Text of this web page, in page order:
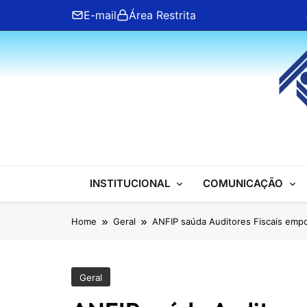
content
E-mail Área Restrita
ANFIP Nacional
INSTITUCIONAL COMUNICAÇÃO
Home Geral ANFIP saúda Auditores Fiscais
Geral